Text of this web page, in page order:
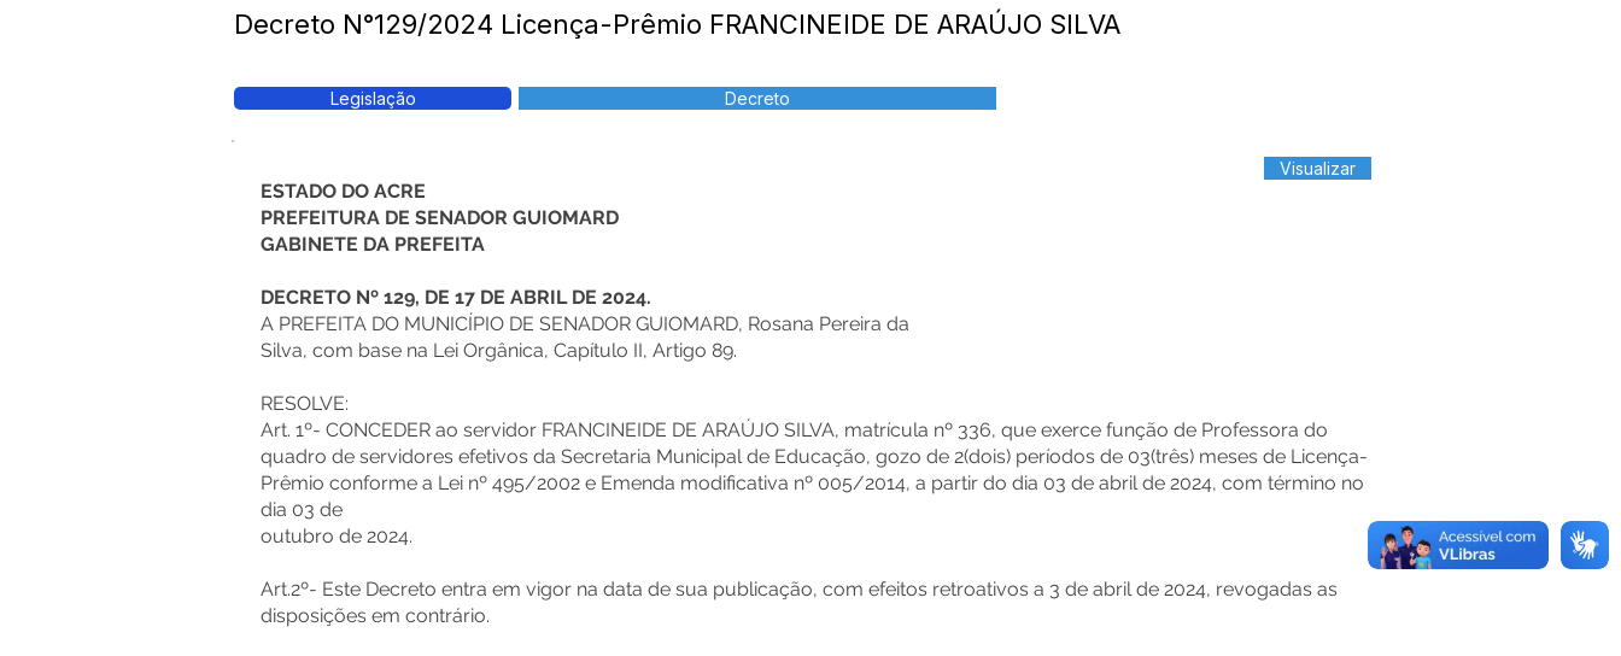
Decreto N°129/2024 Licença-Prêmio FRANCINEIDE DE ARAÚJO SILVA
Legislação Decreto
Visualizar
ESTADO DO ACRE
PREFEITURA DE SENADOR GUIOMARD
GABINETE DA PREFEITA
DECRETO Nº 129, DE 17 DE ABRIL DE 2024.
A PREFEITA DO MUNICÍPIO DE SENADOR GUIOMARD, Rosana Pereira da
Silva, com base na Lei Orgânica, Capítulo II, Artigo 89.
RESOLVE:
Art. 1º- CONCEDER ao servidor FRANCINEIDE DE ARAÚJO SILVA, matrícula nº 336, que exerce função de Professora do
quadro de servidores efetivos da Secretaria Municipal de Educação, gozo de 2(dois) períodos de 03(três) meses de Licença-
Prêmio conforme a Lei nº 495/2002 e Emenda modificativa nº 005/2014, a partir do dia 03 de abril de 2024, com término no
dia 03 de
outubro de 2024.
Art.2º- Este Decreto entra em vigor na data de sua publicação, com efeitos retroativos a 3 de abril de 2024, revogadas as
disposições em contrário.